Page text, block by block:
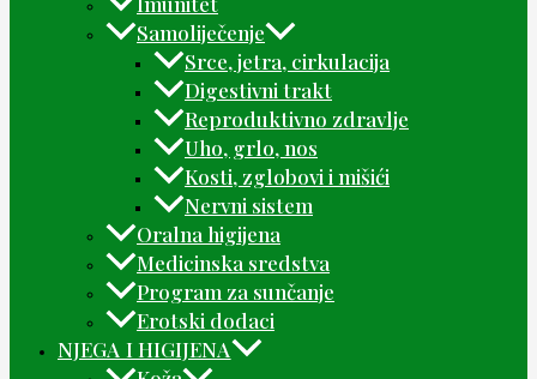
Samoliječenje
Srce, jetra, cirkulacija
Digestivni trakt
Reproduktivno zdravlje
Uho, grlo, nos
Kosti, zglobovi i mišići
Nervni sistem
Oralna higijena
Medicinska sredstva
Program za sunčanje
Erotski dodaci
NJEGA I HIGIJENA